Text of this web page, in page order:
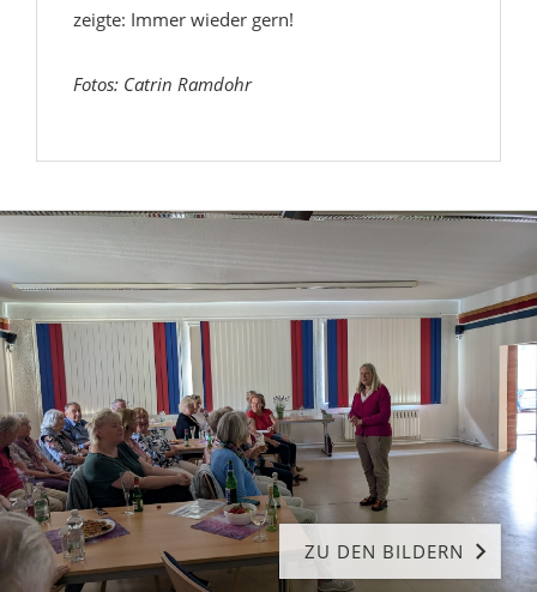
zeigte: Immer wieder gern!
Fotos: Catrin Ramdohr
ZU DEN BILDERN